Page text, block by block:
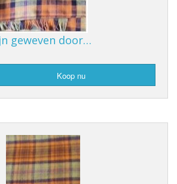
geweven door…
Koop nu